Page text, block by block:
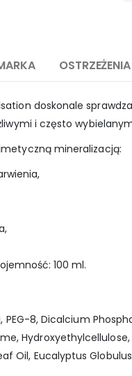
OSTRZEŻENIA
doskonale
i często
mineralizacją:
100 ml.
PEG-8, Dicalcium
Oil, Eucalyptus